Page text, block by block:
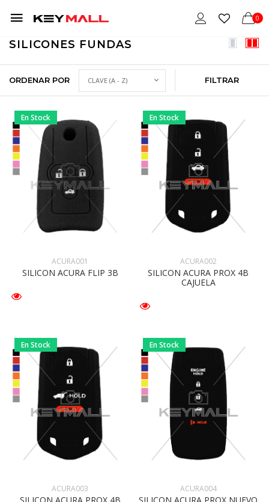
0
SILICONES FUNDAS
ORDENAR POR FILTRAR
En Stock
ACURA001
SILICON ACURA FLIP 3B
En Stock
ACURA002
SILICON ACURA PROX 4B
CAJUELA
En Stock
ACURA003
En Stock
ACURA004